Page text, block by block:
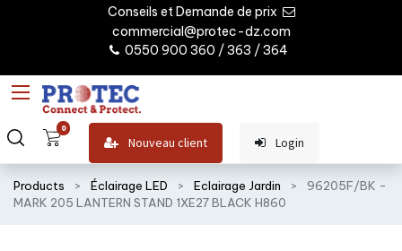
Conseils et Demande de prix
commercial@protec-dz.com
0550 900 360 / 363 / 364
0
Nouveau client Login
Products Éclairage LED Eclairage Jardin
96205F/BK -
MARK 205 LANTERN STAND 1XE27 BLACK H860